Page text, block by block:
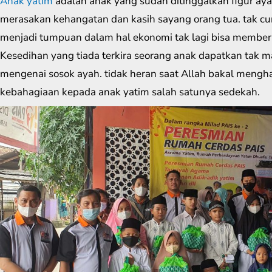
merasakan kehangatan dan kasih sayang orang tua. tak
menjadi tumpuan dalam hal ekonomi tak lagi bisa
Kesedihan yang tiada terkira seorang anak dapatkan tak
mengenai sosok ayah. tidak heran saat Allah bakal
kebahagiaan kepada anak yatim salah satunya sedekah.